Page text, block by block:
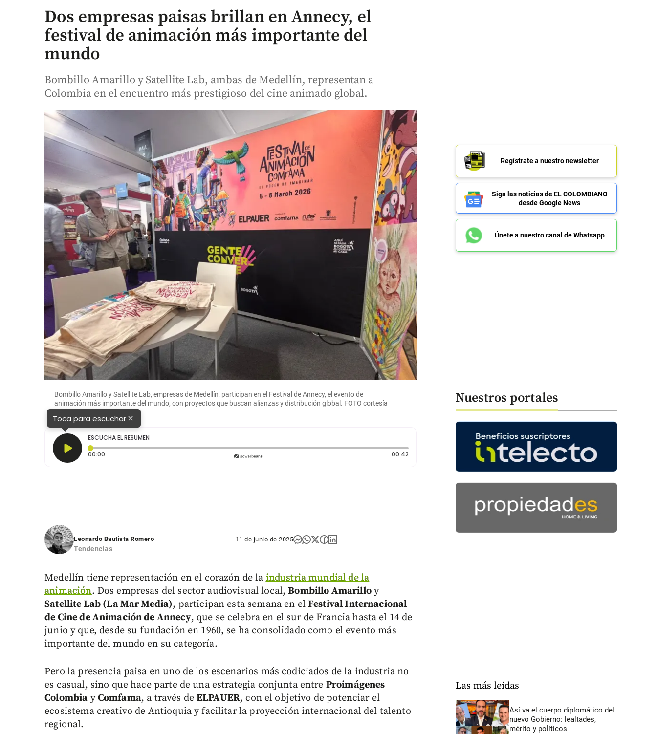
Dos empresas paisas brillan en Annecy, el
festival de animación más importante del
mundo
Bombillo Amarillo y Satellite Lab, ambas de Medellín, representan a
Colombia en el encuentro más prestigioso del cine animado global.
Bombillo Amarillo y Satellite Lab, empresas de Medellín, participan en el Festival de Annecy, el evento de
animación más importante del mundo, con proyectos que buscan alianzas y distribución global. FOTO cortesía
Toca para escuchar×
ESCUCHA EL RESUMEN
00:00
00:42Duración: 42 segundos
Leonardo Bautista Romero
Tendencias
11 de junio de 2025
Medellín tiene representación en el corazón de laindustria mundial de la
animación. Dos empresas del sector audiovisual local,Bombillo Amarilloy
Satellite Lab (La Mar Media), participan esta semana en elFestival Internacional
de Cine de Animación de Annecy, que se celebra en el sur de Francia hasta el 14 de
junio y que, desde su fundación en 1960, se ha consolidado como el evento más
importante del mundo en su categoría.
Pero la presencia paisa en uno de los escenarios más codiciados de la industria no
es casual, sino que hace parte de una estrategia conjunta entre Proimágenes
Colombia yComfama, a través deELPAUER, con el objetivo de potenciar el
ecosistema creativo de Antioquia y facilitar la proyección internacional del talento
regional.
Regístrate a nuestro newsletter
Siga las noticias de EL COLOMBIANO
desde Google News
Únete a nuestro canal de Whatsapp
Nuestros portales
Las más leídas
Así va el cuerpo diplomático del
nuevo Gobierno: lealtades,
mérito y políticos